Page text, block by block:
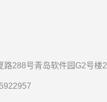
路288号青岛软件园G2号楼